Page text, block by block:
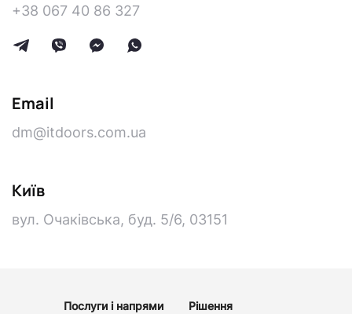
а
ш
к
о
т
а
+38 067 40 86 327
Email
dm@itdoors.com.ua
КиївУ
р
вул. Очаківська, буд. 5/6, 03151
Послуги і напрями Рішення